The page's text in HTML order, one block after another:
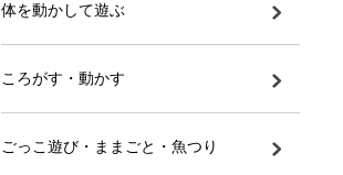
体を動かして遊ぶ
ころがす・動かす
ごっこ遊び・ままごと・魚つり